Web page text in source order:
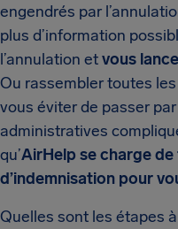
engendrés par
plus d’information
l’annulation etvous
Ou rassembler toutes
vous éviter de passer
administratives
qu’AirHelp se charge
d’indemnisation pour
Quelles sont les étapes